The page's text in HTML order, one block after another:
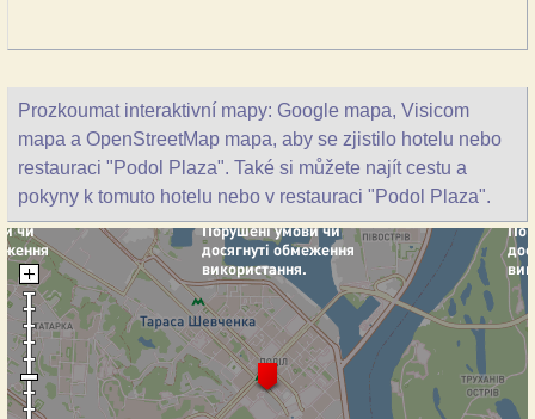
Prozkoumat interaktivní mapy: Google mapa, Visicom
mapa a OpenStreetMap mapa, aby se zjistilo hotelu nebo
restauraci "Podol Plaza". Také si můžete najít cestu a
pokyny k tomuto hotelu nebo v restauraci "Podol Plaza".